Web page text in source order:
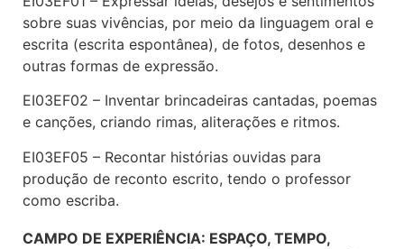
sobre suas vivências, por meio da linguagem oral e
escrita (escrita espontânea), de fotos, desenhos e
outras formas de expressão.
EI03EF02 – Inventar brincadeiras cantadas, poemas
e canções, criando rimas, aliterações e ritmos.
EI03EF05 – Recontar histórias ouvidas para
produção de reconto escrito, tendo o professor
como escriba.
CAMPO DE EXPERIÊNCIA: ESPAÇO, TEMPO,